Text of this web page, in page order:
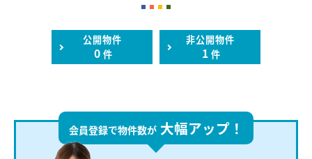
公開物件
0 件
非公開物件
1 件
会員登録で物件数が 大幅アップ！